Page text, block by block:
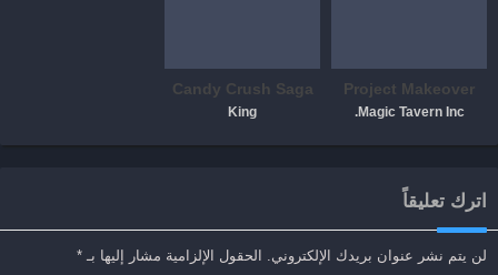
Project Makeover
Magic Tavern Inc.
Candy Crush Saga
King
اترك تعليقاً
لن يتم نشر عنوان بريدك الإلكتروني. الحقول الإلزامية مشار إليها بـ *